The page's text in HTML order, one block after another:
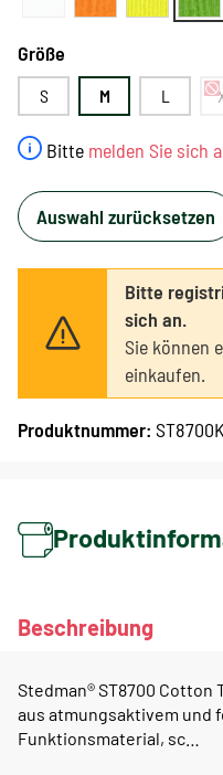
Bitte melden Sie sich
Größe
S M L
Auswahl zurücksetzen
Bitte
sich an.
Sie können
einkaufen.
Produktnummer:
Beschreibung
Stedman® ST8700 Cotton
aus atmungsaktivem
Funktionsmaterial, sc…